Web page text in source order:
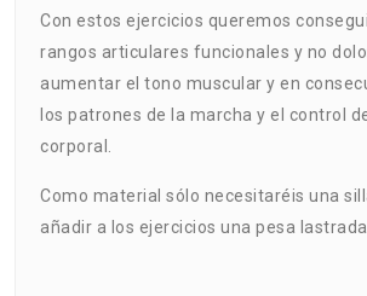
Con estos ejercicios queremos
rangos articulares funcionales y no
aumentar el tono muscular y en
los patrones de la marcha y el control
corporal.
Como material sólo necesitaréis una
añadir a los ejercicios una pesa